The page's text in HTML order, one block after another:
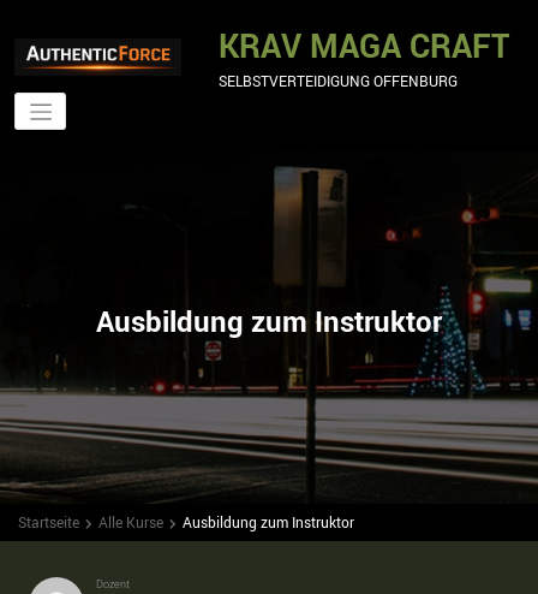
springen
KRAV MAGA CRAFT
SELBSTVERTEIDIGUNG OFFENBURG
Ausbildung zum Instruktor
Startseite Alle Kurse Ausbildung zum Instruktor
Dozent